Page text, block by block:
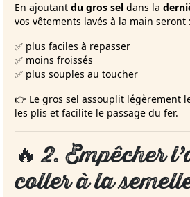
En ajoutant du gros sel dans la
vos vêtements lavés à la main seront :
✅ plus faciles à repasser
✅ moins froissés
✅ plus souples au toucher
👉 Le gros sel assouplit légèrement
les plis et facilite le passage du fer.
🔥2. Empêcher
coller à la